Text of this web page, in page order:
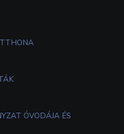
ÓVODÁJA ÉS